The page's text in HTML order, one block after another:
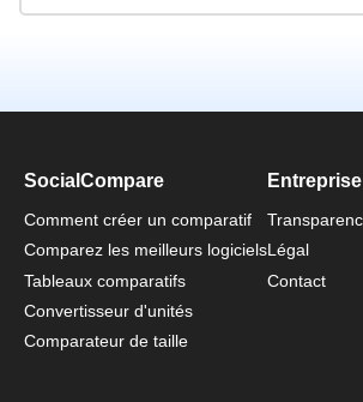
SocialCompare
Comment créer un comparatif
Comparez les meilleurs logiciels
Tableaux comparatifs
Convertisseur d'unités
Comparateur de taille
Entreprise
Légal
Contact